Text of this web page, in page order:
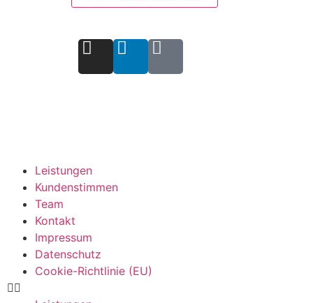
Leistungen
Kundenstimmen
Team
Kontakt
Impressum
Datenschutz
Cookie-Richtlinie (EU)